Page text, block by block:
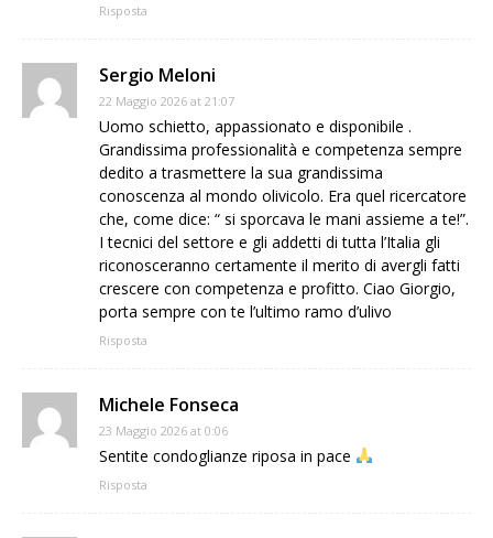
Risposta
Sergio Meloni
22 Maggio 2026 at 21:07
Uomo schietto, appassionato e disponibile .
Grandissima professionalità e competenza sempre
dedito a trasmettere la sua grandissima
conoscenza al mondo olivicolo. Era quel ricercatore
che, come dice: “ si sporcava le mani assieme a te!”.
I tecnici del settore e gli addetti di tutta l’Italia gli
riconosceranno certamente il merito di avergli fatti
crescere con competenza e profitto. Ciao Giorgio,
porta sempre con te l’ultimo ramo d’ulivo
Risposta
Michele Fonseca
23 Maggio 2026 at 0:06
Sentite condoglianze riposa in pace
Risposta